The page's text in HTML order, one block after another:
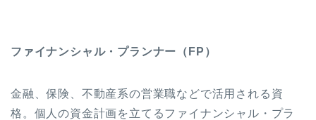
ファイナンシャル・プランナー（FP）
金融、保険、不動産系の営業職などで活用される資
格。個人の資金計画を立てるファイナンシャル・プラ